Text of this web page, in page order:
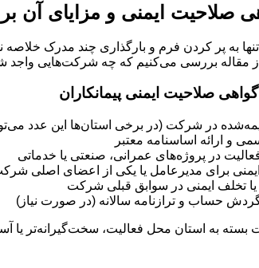
صلاحیت ایمنی و مزایای آن
به پر کردن فرم و بارگذاری چند مدرک خلاصه
از مقاله بررسی می‌کنیم که چه شرکت‌هایی واجد
صلاحیت ایمنی پیمانکاران
ارائه اساسنامه معتبر
در پروژه‌های عمرانی، صنعتی یا خدماتی
برای مدیرعامل یا یکی از اعضای اصلی
یا تخلف ایمنی در سوابق قبلی شرکت
گردش حساب و ترازنامه سالانه (در صورت نیاز)
به استان محل فعالیت، سخت‌گیرانه‌تر یا